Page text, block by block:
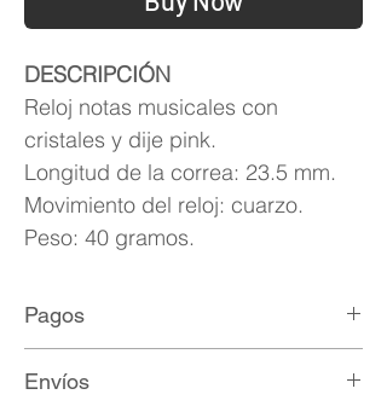
DESCRIPCIÓN
Reloj notas musicales con
cristales y dije pink.
Longitud de la correa: 23.5 mm.
Movimiento del reloj: cuarzo.
Peso: 40 gramos.
Pagos
Paypal
Envíos